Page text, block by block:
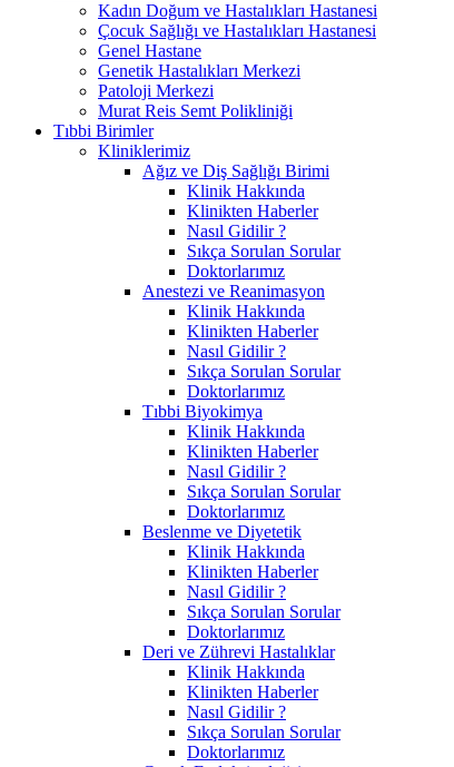
Kadın Doğum ve Hastalıkları Hastanesi
Çocuk Sağlığı ve Hastalıkları Hastanesi
Genel Hastane
Genetik Hastalıkları Merkezi
Patoloji Merkezi
Murat Reis Semt Polikliniği
Tıbbi Birimler
Kliniklerimiz
Ağız ve Diş Sağlığı Birimi
Klinik Hakkında
Klinikten Haberler
Nasıl Gidilir ?
Sıkça Sorulan Sorular
Doktorlarımız
Anestezi ve Reanimasyon
Klinik Hakkında
Klinikten Haberler
Nasıl Gidilir ?
Sıkça Sorulan Sorular
Doktorlarımız
Tıbbi Biyokimya
Klinik Hakkında
Klinikten Haberler
Nasıl Gidilir ?
Sıkça Sorulan Sorular
Doktorlarımız
Beslenme ve Diyetetik
Klinik Hakkında
Klinikten Haberler
Nasıl Gidilir ?
Sıkça Sorulan Sorular
Doktorlarımız
Deri ve Zührevi Hastalıklar
Klinik Hakkında
Klinikten Haberler
Nasıl Gidilir ?
Sıkça Sorulan Sorular
Doktorlarımız